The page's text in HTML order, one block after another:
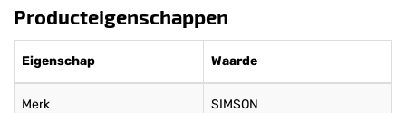
Producteigenschappen
Eigenschap Waarde
Merk SIMSON